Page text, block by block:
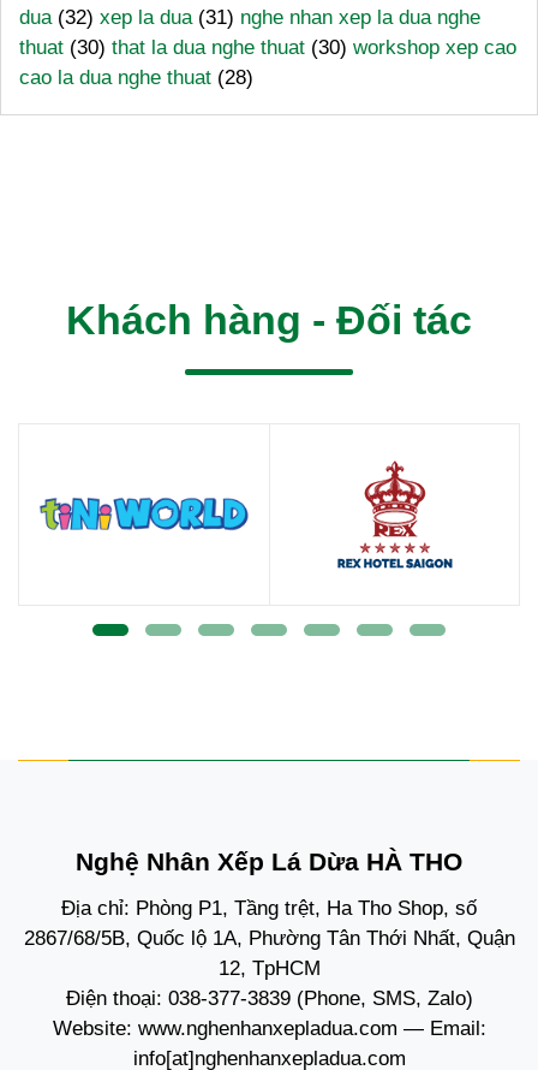
dua (32) xep la dua (31) nghe nhan xep la dua nghe
thuat (30) that la dua nghe thuat (30) workshop xep cao
cao la dua nghe thuat (28)
Khách hàng - Đối tác
Nghệ Nhân Xếp Lá Dừa HÀ THO
Địa chỉ: Phòng P1, Tầng trệt, Ha Tho Shop, số
2867/68/5B, Quốc lộ 1A, Phường Tân Thới Nhất, Quận
12, TpHCM
Điện thoại: 038-377-3839(Phone, SMS, Zalo)
Website: www.nghenhanxepladua.com — Email:
info[at]nghenhanxepladua.com